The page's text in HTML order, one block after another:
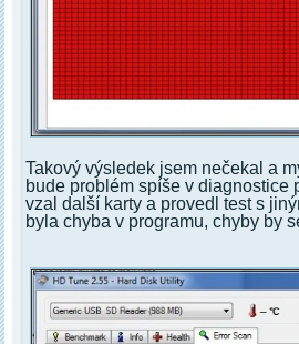
Takový výsledek jsem nečekal a
bude problém spíše v diagnostice
vzal další karty a provedl test s
byla chyba v programu, chyby by